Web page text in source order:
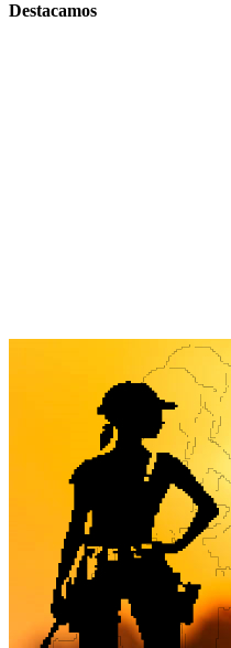
Destacamos